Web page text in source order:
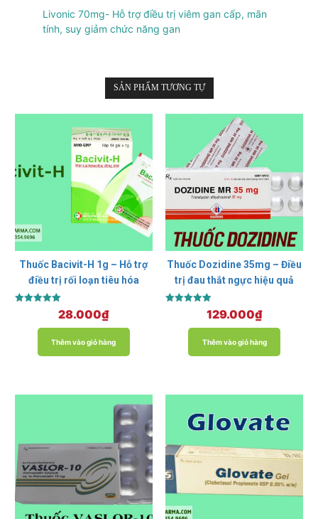
Livonic 70mg- Hỗ trợ điều trị viêm gan cấp, mãn
tính, suy giảm chức năng gan
SẢN PHẨM TƯƠNG TỰ
Thuốc Bacivit-H 1g – Hỗ trợ
điều trị rối loạn tiêu hóa
5.00
28.000₫
Thêm vào giỏ hàng
Thuốc Dozidine 35mg – Điều
trị đau thắt ngực hiệu quả
5.00
129.000₫
Thêm vào giỏ hàng